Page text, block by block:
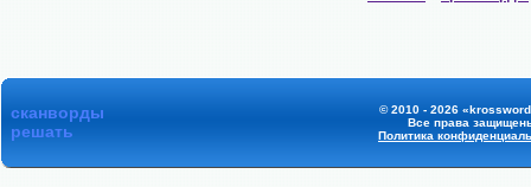
сканворды
решать
© 2010 - 2026
Все права
Политика